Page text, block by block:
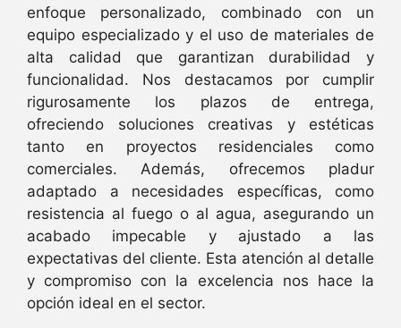
enfoque personalizado, combinado con un
equipo especializado y el uso de materiales de
alta calidad que garantizan durabilidad y
funcionalidad. Nos destacamos por cumplir
rigurosamente los plazos de entrega,
ofreciendo soluciones creativas y estéticas
tanto en proyectos residenciales como
comerciales. Además, ofrecemos pladur
adaptado a necesidades específicas, como
resistencia al fuego o al agua, asegurando un
acabado impecable y ajustado a las
expectativas del cliente. Esta atención al detalle
y compromiso con la excelencia nos hace la
opción ideal en el sector.